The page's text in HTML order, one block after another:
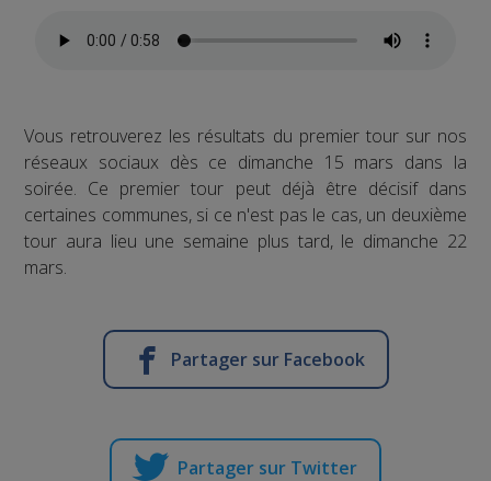
Vous retrouverez les résultats du premier tour sur nos
réseaux sociaux dès ce dimanche 15 mars dans la
soirée. Ce premier tour peut déjà être décisif dans
certaines communes, si ce n'est pas le cas, un deuxième
tour aura lieu une semaine plus tard, le dimanche 22
mars.
Partager sur Facebook
Partager sur Twitter